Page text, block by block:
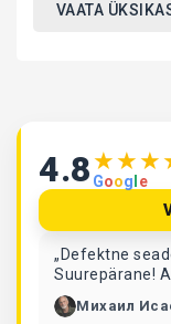
VAATA
4.8★★★
Goog e
„Defektne
Suurepärane!
Михаил